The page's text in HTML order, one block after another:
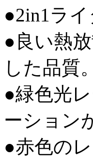
●2in1ライ
●良い熱
した品質。
●緑色光
ーション
●赤色の